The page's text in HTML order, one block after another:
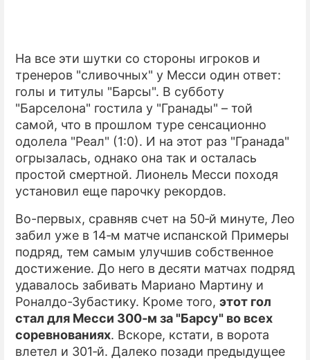
На все эти шутки со стороны игроков и
тренеров "сливочных" у Месси один ответ:
голы и титулы "Барсы". В субботу
"Барселона" гостила у "Гранады" – той
самой, что в прошлом туре сенсационно
одолела "Реал" (1:0). И на этот раз "Гранада"
огрызалась, однако она так и осталась
простой смертной. Лионель Месси походя
установил еще парочку рекордов.
Во-первых, сравняв счет на 50‑й минуте, Лео
забил уже в 14‑м матче испанской Примеры
подряд, тем самым улучшив собственное
достижение. До него в десяти матчах подряд
удавалось забивать Мариано Мартину и
Роналдо-Зубастику. Кроме того, этот гол
стал для Месси 300‑м за "Барсу" во всех
соревнованиях. Вскоре, кстати, в ворота
влетел и 301‑й. Далеко позади предыдущее